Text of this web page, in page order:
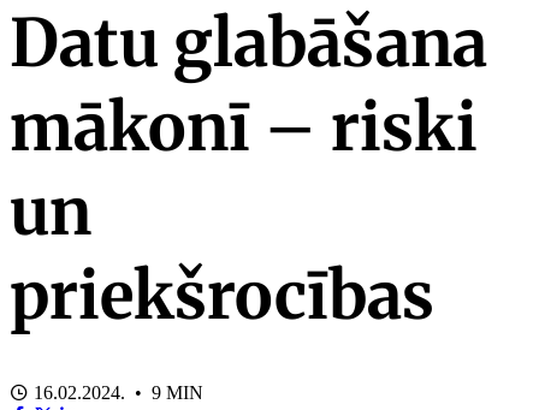
Datu glabāšana
mākonī – riski
un
priekšrocības
16.02.2024. • 9 MIN